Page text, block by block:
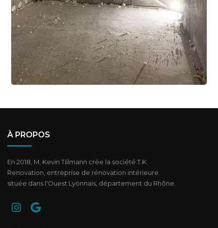
À PROPOS
En 2018, M. Kevin Tillmann crée la société T.K
Renovation, entreprise de rénovation intérieure
située dans l'Ouest Lyonnais, département du Rhône.